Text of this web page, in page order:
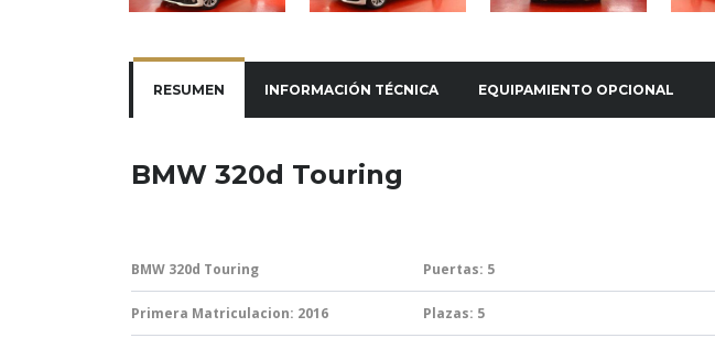
RESUMEN INFORMACIÓN TÉCNICA EQUIPAMIENTO OPCIONAL
BMW 320d Touring
BMW 320d Touring Puertas: 5
Primera Matriculacion: 2016 Plazas: 5